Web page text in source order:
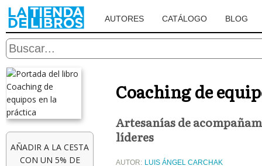
AUTORES CATÁLOGO BLOG
AÑADIR A LA CESTA
CON UN 5% DE
Coaching de
Artesanías de
líderes
AUTOR: LUIS ÁNGEL CARCHAK